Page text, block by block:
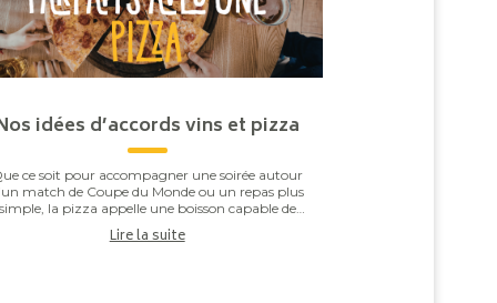
idées d’accords vins et pizza
ce soit pour accompagner une soirée autour
match de Coupe du Monde ou un repas plus
simple, la pizza appelle une boisson capable de
l’équilibre entre la pâte, la sauce tomate,
...
Lire la suite